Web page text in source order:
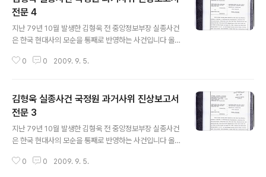
자료입니다 저도 자료스캔이 끝나는 데로 하나 하나 공개
하겠습니다 안치용 백 큰 화면이나 자료 다운로드는 화면
창 아래 파일명을 클릭하시면 됩니다 여러분의 제보도 환
서 전문 5-10 captured by 안치용 -
전문 4
지난 79년 10월 발생한 김형욱 전 중앙정보부장 실종사건
은 한국 현대사의 모순을 통째로 반영하는 사건입니다 올
가 조사한 자료를 밝혀나갈까 합니다 우선 김형욱 실종사
실종사건 전후 사정을 파악하는데는 나름대로 도움이 되는
자료입니다 저도 자료스캔이 끝나는 데로 하나 하나 공개
하겠습니다 안치용 백 큰 화면이나 자료 다운로드는 화면
창 아래 파일명을 클릭하시면 됩니다 여러분의 제보도 환
서 전문 4-10 captured by 안치용 -
0 0 2009. 9. 5.
김형욱 실종사건 국정원 과거사위 진상보고서
전문 3
지난 79년 10월 발생한 김형욱 전 중앙정보부장 실종사건
은 한국 현대사의 모순을 통째로 반영하는 사건입니다 올
가 조사한 자료를 밝혀나갈까 합니다 우선 김형욱 실종사
0 0 2009. 9. 5.